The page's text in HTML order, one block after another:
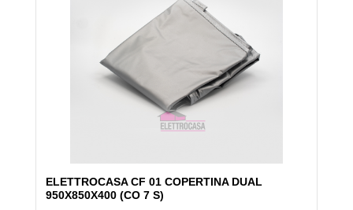
ELETTROCASA CF 01 COPERTINA DUAL
950X850X400 (CO 7 S)